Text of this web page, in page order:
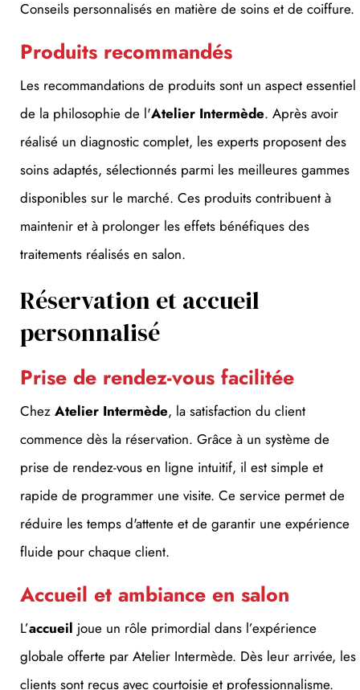
Les recommandations de produits sont un aspect essentiel
de la philosophie de l'Atelier Intermède . Après avoir
réalisé un diagnostic complet, les experts proposent des
soins adaptés, sélectionnés parmi les meilleures gammes
disponibles sur le marché. Ces produits contribuent à
maintenir et à prolonger les effets bénéfiques des
traitements réalisés en salon.
Réservation et accueil
personnalisé
Chez Atelier Intermède
, la satisfaction du client
commence dès la réservation. Grâce à un système de
prise de rendez-vous en ligne intuitif, il est simple et
rapide de programmer une visite. Ce service permet de
réduire les temps d'attente et de garantir une expérience
fluide pour chaque client.
accueil joue un rôle primordial dans l’expérience
globale offerte par Atelier Intermède. Dès leur arrivée, les
clients sont reçus avec courtoisie et professionnalisme.